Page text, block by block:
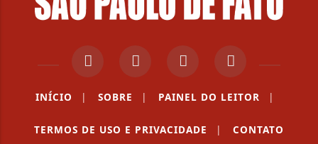
INÍCIO | SOBRE | PAINEL DO LEITOR |
TERMOS DE USO E PRIVACIDADE | CONTATO